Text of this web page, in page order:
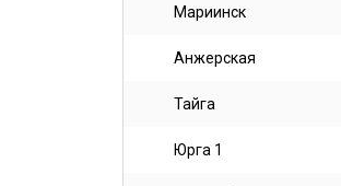
Мариинск
Анжерская
Тайга
Юрга 1